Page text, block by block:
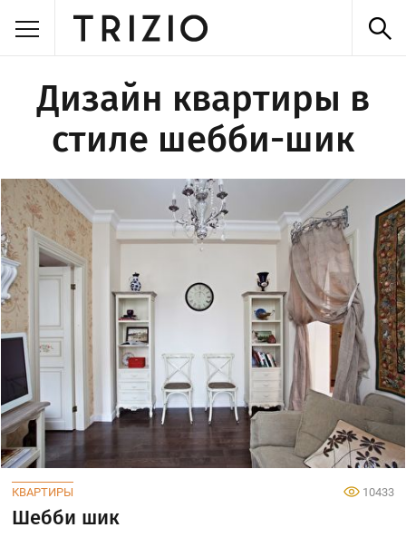
Дизайн квартиры в
стиле шебби-шик
КВАРТИРЫ 10433
Шебби шик